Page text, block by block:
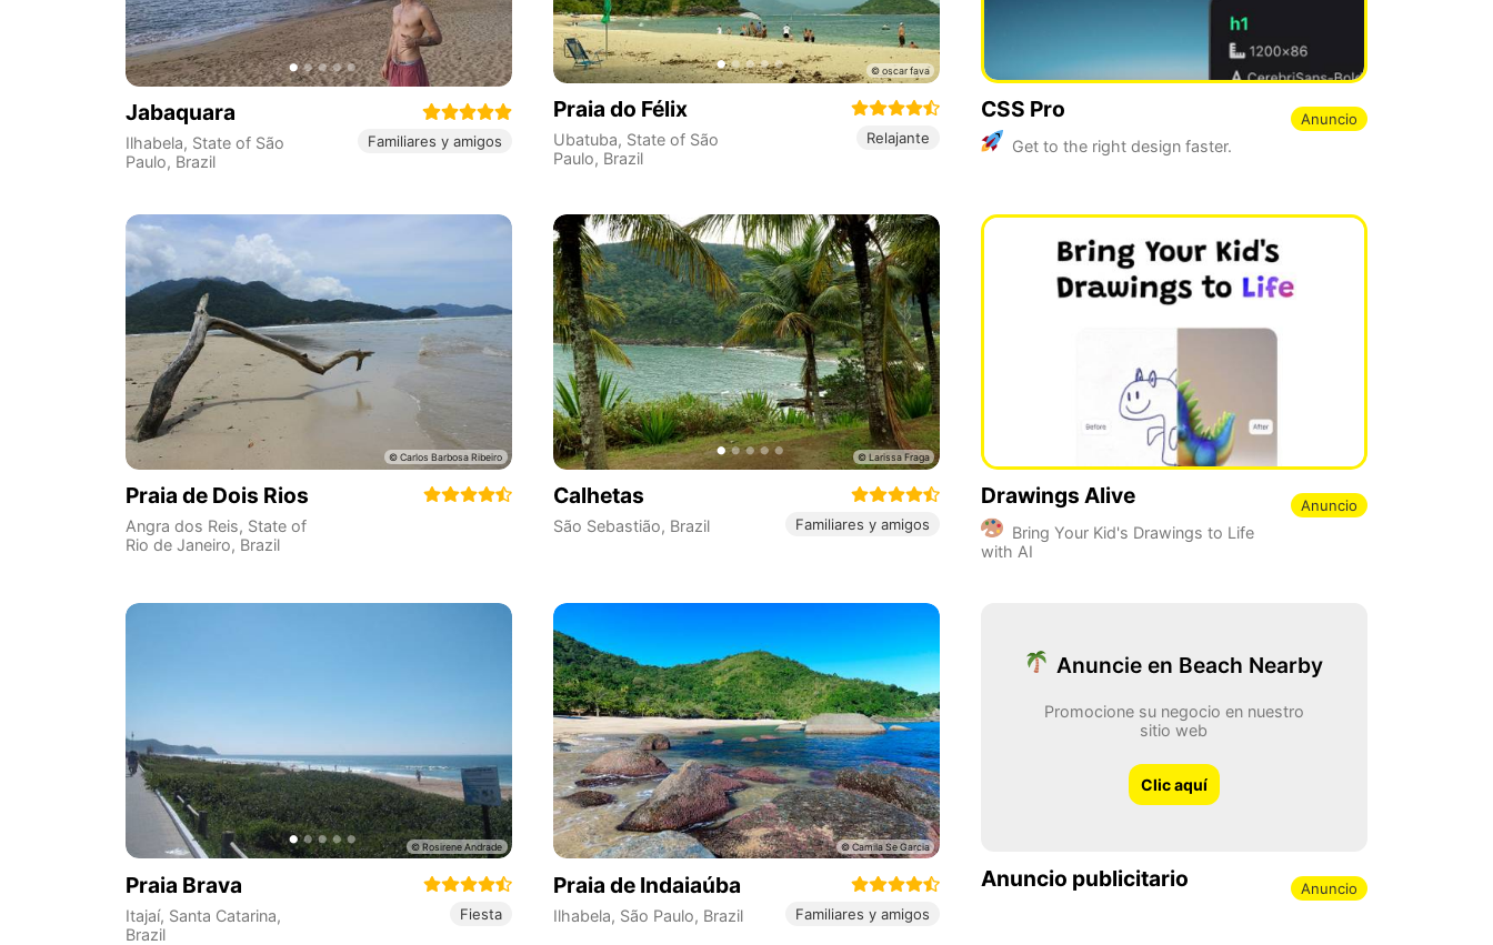
Jabaquara
Ilhabela, State of São
Paulo, Brazil
Familiares y amigos
Praia do Félix
Ubatuba, State of São
Paulo, Brazil
Relajante
CSS Pro
Get to the right design faster.
Anuncio
Praia de Dois Rios
Angra dos Reis, State of
Rio de Janeiro, Brazil
Calhetas
São Sebastião, Brazil Familiares y amigos
Drawings Alive
Bring Your Kid's Drawings to Life
with AI
Anuncio
Praia Brava
Itajaí, Santa Catarina,
Brazil
Fiesta
Praia de Indaiaúba
Ilhabela, São Paulo, Brazil Familiares y amigos
Anuncie en Beach Nearby
Promocione su negocio en nuestro
sitio web
Clic aquí
Anuncio publicitario Anuncio